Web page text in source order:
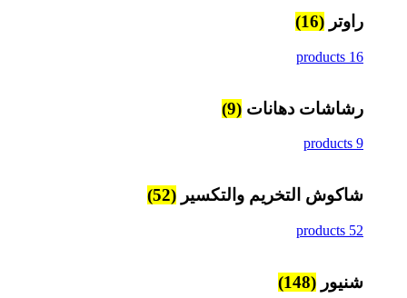
راوتر (16)
16 products
رشاشات دهانات (9)
9 products
شاكوش التخريم والتكسير (52)
52 products
شنيور (148)